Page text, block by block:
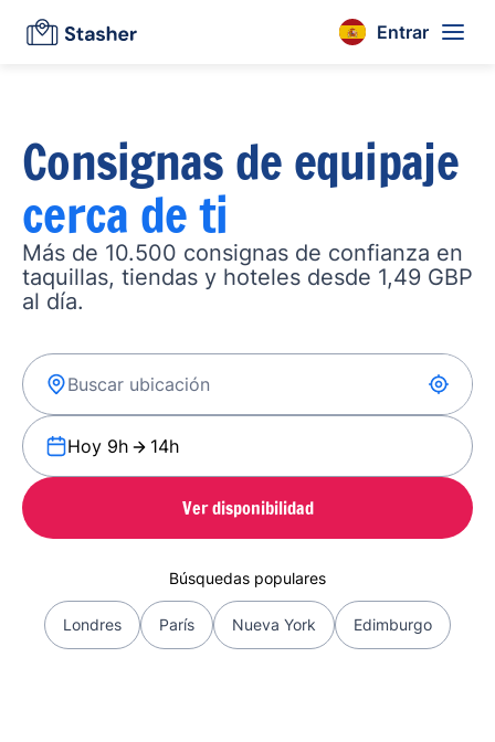
Entrar
Consignas de equipaje
cerca de ti
Más de 10.500 consignas de confianza en
taquillas, tiendas y hoteles desde 1,49 GBP
al día.
Hoy 9h 14h
Ver disponibilidad
Búsquedas populares
Londres París Nueva York Edimburgo